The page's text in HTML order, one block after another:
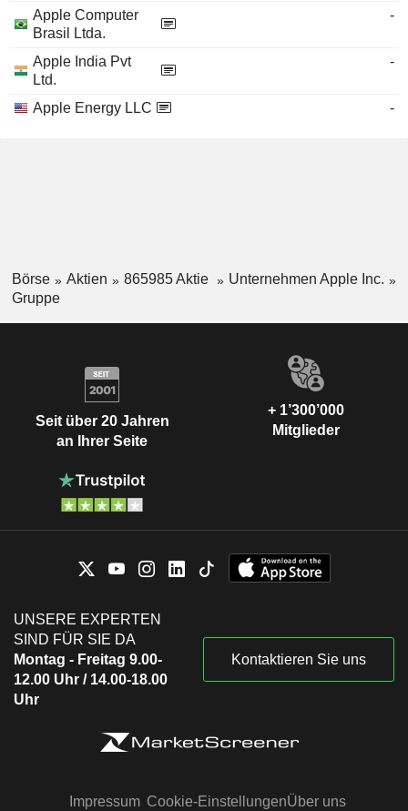
Apple Computer
Brasil Ltda.
-
Apple India Pvt
Ltd.
-
Apple Energy LLC -
Börse Aktien 865985 Aktie
Unternehmen Apple Inc.
Gruppe
Seit über 20 Jahren
an Ihrer Seite
+ 1’300’000
Mitglieder
UNSERE EXPERTEN
SIND FÜR SIE DA
Montag - Freitag 9.00-
12.00 Uhr / 14.00-18.00
Uhr
Kontaktieren Sie uns
Impressum Cookie-EinstellungenÜber uns